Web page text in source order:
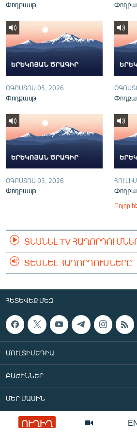
English
Русский
ՀԵՏԵՎԵՔ ՄԵԶ
«Ազատության» բոլոր կայքերը
ՈՒՂԻՂ
Փոդքասթ
ՕԳՈՍՏՈՍ 05, 2026
Փոդքասթ
ՕԳՈՍՏՈՍ 03, 2026
Փոդքասթ
Բոլոր
ՏԵՍՆԵԼ TV
ՏԵՍՆԵԼ ՀԱՂՈՐԴՈՒՄՆԵՐԸ
ՀԵՏԵՎԵՔ ՄԵԶ
ՄՈՒԼՏԻՄԵԴԻԱ
ԲԱԺԻՆՆԵՐ
ՄԵՐ ՄԱՍԻՆ
«Ազատ Եվրոպա/